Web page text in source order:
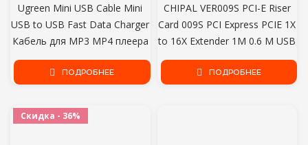
Ugreen Mini USB Cable Mini
USB to USB Fast Data Charger
Кабель для MP3 MP4 плеера
Автомобильного
видеорегистратора GPS
USB
ПОДРОБНЕЕ
CHIPAL VER009S PCI-E Riser
Card 009S PCI Express PCIE 1X
to 16X Extender 1M 0.6 M USB
3.0 Кабель SATA to 6Pin
Power для видеокарты
ПОДРОБНЕЕ
Скидка - 36%